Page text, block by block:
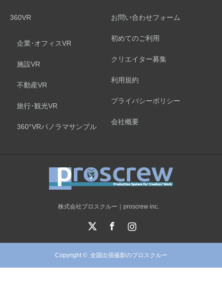
360VR
企業･オフィスVR
施設VR
不動産VR
旅行･観光VR
360°VRパノラマサンプル
お問い合わせフォーム
初めてのご利用
クリエイター募集
利用規約
プライバシーポリシー
会社概要
株式会社プロスクルー｜proscrew inc.
Instagram
Copyright © 全国出張撮影のプロスクルー